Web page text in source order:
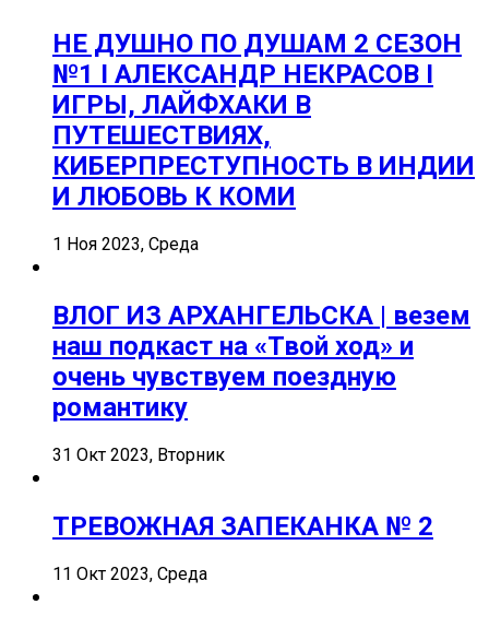
НЕ ДУШНО ПО ДУШАМ 2 СЕЗОН
№1 I АЛЕКСАНДР НЕКРАСОВ I
ИГРЫ, ЛАЙФХАКИ В
ПУТЕШЕСТВИЯХ,
КИБЕРПРЕСТУПНОСТЬ В ИНДИИ
И ЛЮБОВЬ К КОМИ
1 Ноя 2023, Среда
ВЛОГ ИЗ АРХАНГЕЛЬСКА | везем
наш подкаст на «Твой ход» и
очень чувствуем поездную
романтику
31 Окт 2023, Вторник
ТРЕВОЖНАЯ ЗАПЕКАНКА № 2
11 Окт 2023, Среда